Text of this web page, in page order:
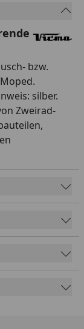
bzw.
silber.
Zweirad-
einen
Wichtig:
und
breites
rund um
Roller-
Hebel und